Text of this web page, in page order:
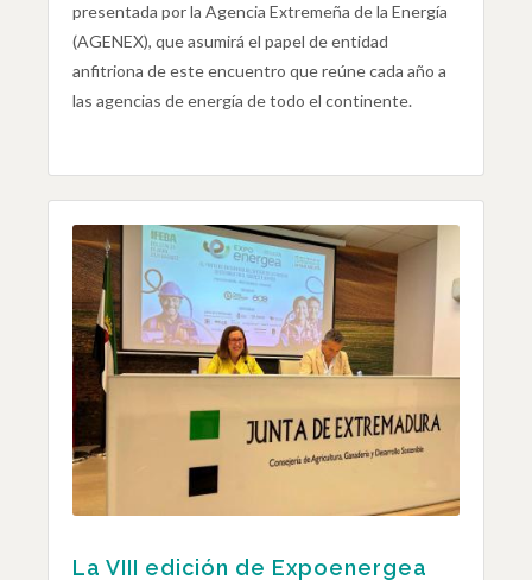
presentada por la Agencia Extremeña de la Energía
(AGENEX), que asumirá el papel de entidad
anfitriona de este encuentro que reúne cada año a
las agencias de energía de todo el continente.
La VIII edición de Expoenergea